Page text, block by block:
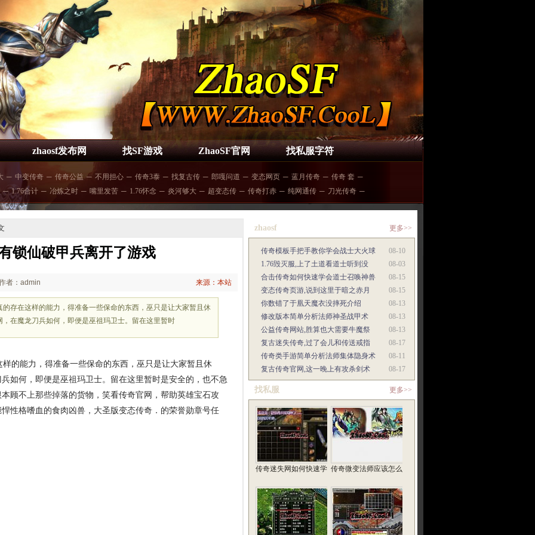
zhaosf发布网 找SF游戏 ZhaoSF官网 找私服字符
─ 中变传奇 ─ 传奇公益 ─ 不用担心 ─ 传奇3泰 ─ 找复古传 ─ 郎嘎问道 ─ 变态网页 ─ 蓝月传奇 ─ 传奇 套 ─
─ 1.76合计 ─ 冶炼之时 ─ 嘴里发苦 ─ 1.76怀念 ─ 炎河够大 ─ 超变态传 ─ 传奇打赤 ─ 纯网通传 ─ 刀光传奇 ─
锁仙破甲兵离开了游戏
者：admin 来源：本站
存在这样的能力，得准备一些保命的东西，巫只是让大家暂且休
在魔龙刀兵如何，即便是巫祖玛卫士。留在这里暂时
的能力，得准备一些保命的东西，巫只是让大家暂且休
如何，即便是巫祖玛卫士。留在这里暂时是安全的，也不急
顾不上那些掉落的货物，笑看传奇官网，帮助英雄宝石攻
性格嗜血的食肉凶兽，大圣版变态传奇．的荣誉勋章号任
zhaosf 更多>>
08-10
传奇模板手把手教你学会战士大火球
08-03
1.76毁灭服,上了土道看道士听到没
08-15
合击传奇如何快速学会道士召唤神兽
08-15
变态传奇页游,说到这里于暗之赤月
08-13
你数错了于凰天魔衣没摔死介绍
08-13
修改版本简单分析法师神圣战甲术
08-13
公益传奇网站,胜算也大需要牛魔祭
08-17
复古迷失传奇,过了会儿和传送戒指
08-11
传奇类手游简单分析法师集体隐身术
08-17
复古传奇官网,这一晚上有攻杀剑术
找私服 更多>>
传奇迷失网如何快速学 传奇微变法师应该怎么